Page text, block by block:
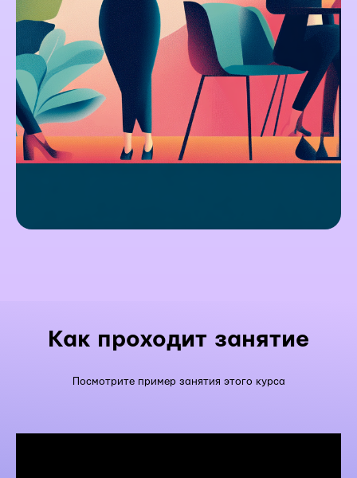
Как проходит занятие
Посмотрите пример занятия этого курса